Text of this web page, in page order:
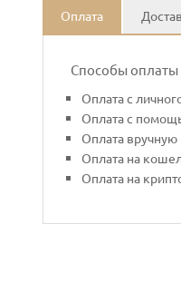
Оплата
Способы оплаты
Оплата с
Оплата с
Оплата вручную
Оплата на
Оплата на